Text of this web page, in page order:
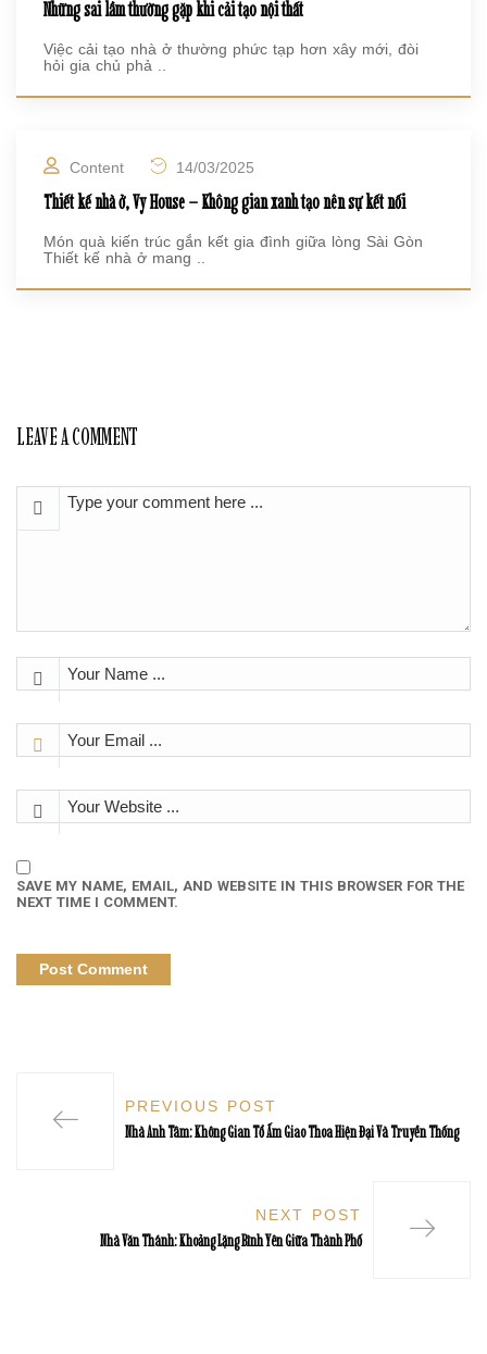
Những sai lầm thường gặp khi cải tạo nội thất
Việc cải tạo nhà ở thường phức tạp hơn xây mới, đòi
hỏi gia chủ phả ..
Content 14/03/2025
Thiết kế nhà ở, Vy House – Không gian xanh tạo nên sự kết nối
Món quà kiến trúc gắn kết gia đình giữa lòng Sài Gòn
Thiết kế nhà ở mang ..
LEAVE A COMMENT
SAVE MY NAME, EMAIL, AND WEBSITE IN THIS BROWSER FOR THE
NEXT TIME I COMMENT.
PREVIOUS POST
Nhà Anh Tâm: Không Gian Tổ Ấm Giao Thoa Hiện Đại Và Truyền Thống
NEXT POST
Nhà Văn Thánh: Khoảng Lặng Bình Yên Giữa Thành Phố